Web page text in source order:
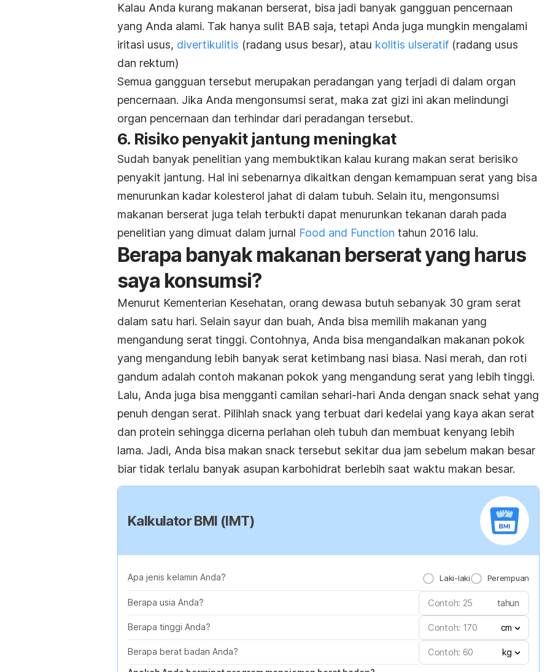
Kalau Anda kurang makanan berserat, bisa jadi banyak gangguan pencernaan
yang Anda alami. Tak hanya sulit BAB saja, tetapi Anda juga mungkin mengalami
iritasi usus, divertikulitis (radang usus besar), atau kolitis ulseratif (radang usus
dan rektum)
Semua gangguan tersebut merupakan peradangan yang terjadi di dalam organ
pencernaan. Jika Anda mengonsumsi serat, maka zat gizi ini akan melindungi
organ pencernaan dan terhindar dari peradangan tersebut.
6. Risiko penyakit jantung meningkat
Sudah banyak penelitian yang membuktikan kalau kurang makan serat berisiko
penyakit jantung. Hal ini sebenarnya dikaitkan dengan kemampuan serat yang bisa
menurunkan kadar kolesterol jahat di dalam tubuh. Selain itu, mengonsumsi
makanan berserat juga telah terbukti dapat menurunkan tekanan darah pada
penelitian yang dimuat dalam jurnal Food and Function tahun 2016 lalu.
Berapa banyak makanan berserat yang harus
saya konsumsi?
Menurut Kementerian Kesehatan, orang dewasa butuh sebanyak 30 gram serat
dalam satu hari. Selain sayur dan buah, Anda bisa memilih makanan yang
mengandung serat tinggi. Contohnya, Anda bisa mengandalkan makanan pokok
yang mengandung lebih banyak serat ketimbang nasi biasa. Nasi merah, dan roti
gandum adalah contoh makanan pokok yang mengandung serat yang lebih tinggi.
Lalu, Anda juga bisa mengganti camilan sehari-hari Anda dengan snack sehat yang
penuh dengan serat. Pilihlah snack yang terbuat dari kedelai yang kaya akan serat
dan protein sehingga dicerna perlahan oleh tubuh dan membuat kenyang lebih
lama. Jadi, Anda bisa makan snack tersebut sekitar dua jam sebelum makan besar
biar tidak terlalu banyak asupan karbohidrat berlebih saat waktu makan besar.
Kalkulator BMI (IMT)
Apa jenis kelamin Anda? Laki-laki Perempuan
Berapa usia Anda? tahun
Berapa tinggi Anda? cm
Berapa berat badan Anda?
kg